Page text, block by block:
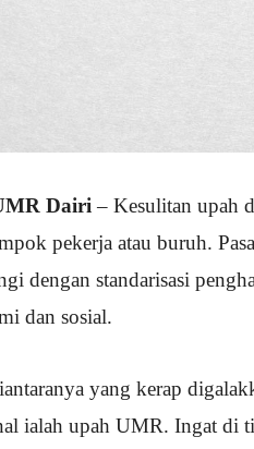
Dairi – Kesulitan upah
pekerja atau buruh.
dengan standarisasi
dan sosial.
yang kerap
ialah upah UMR. Ingat di